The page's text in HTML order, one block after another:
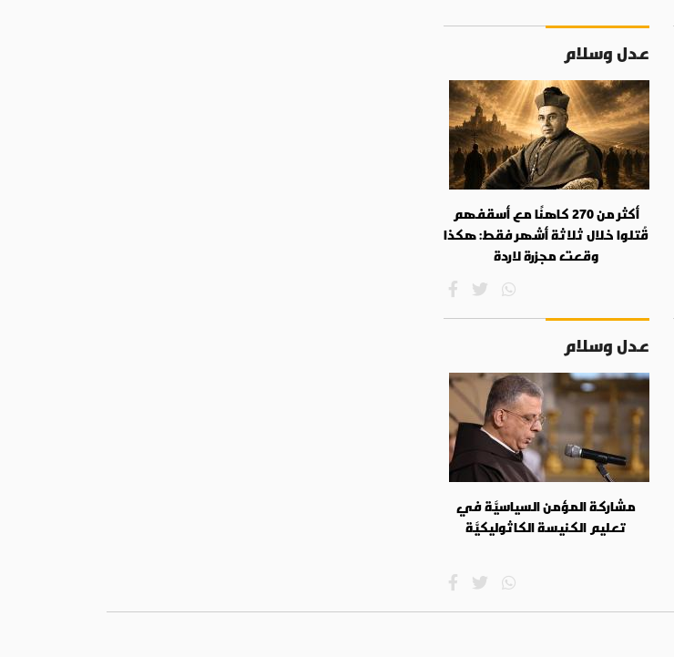
عدل وسلام
أكثر من 270 كاهنًا مع أسقفهم
قُتلوا خلال ثلاثة أشهر فقط: هكذا
وقعت مجزرة لاردة
عدل وسلام
مشاركة المؤمن السياسيَّة في
تعليم الكنيسة الكاثوليكيَّة